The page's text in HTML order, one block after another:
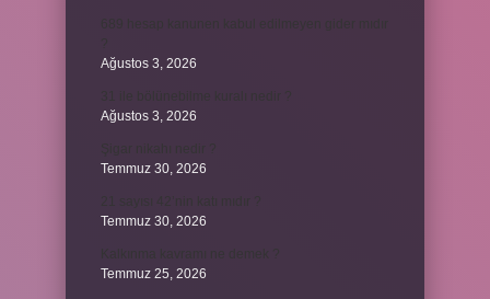
Ağustos 3, 2026
Ağustos 3, 2026
Temmuz 30, 2026
Temmuz 30, 2026
Temmuz 25, 2026